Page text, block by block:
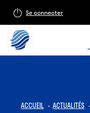
Se connecter
ACCUEIL ACTUALITÉS